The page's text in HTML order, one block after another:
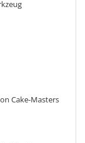
Cake-Masters